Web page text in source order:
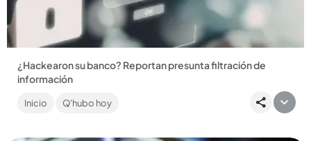
Compartir Noticia
¿Hackearon su banco? Reportan presunta filtración de
información
investiga....
Inicio Q'hubo hoy